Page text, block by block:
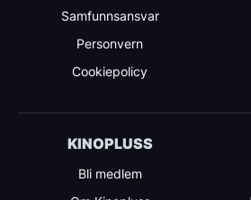
Samfunnsansvar
Personvern
Cookiepolicy
KINOPLUSS
Bli medlem